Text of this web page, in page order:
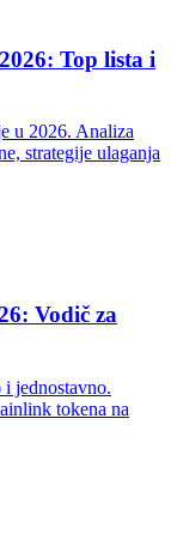
Top lista i
u 2026. Analiza
strategije ulaganja
Vodič za
jednostavno.
tokena na